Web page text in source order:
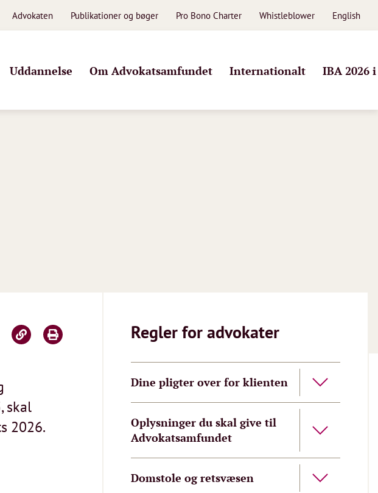
Advokaten Publikationer og bøger Pro Bono Charter Whistleblower English
Uddannelse Om Advokatsamfundet Internationalt IBA 2026
skal
2026.
Regler for advokater
Dine pligter over for klienten
Oplysninger du skal give til
Advokatsamfundet
Domstole og retsvæsen